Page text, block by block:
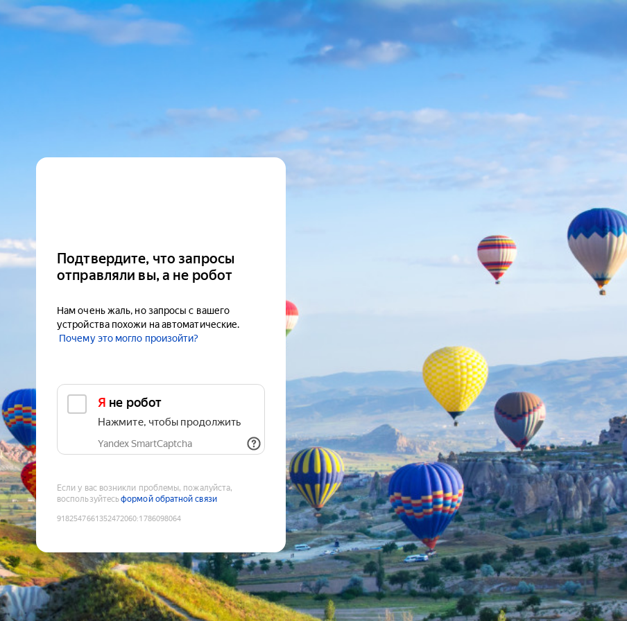
Подтвердите, что запросы
отправляли вы, а не робот
Нам очень жаль, но запросы с вашего
устройства похожи на автоматические.
Почему это могло произойти?
Я не робот
Нажмите, чтобы продолжить
Yandex SmartCaptcha
Если у вас возникли проблемы, пожалуйста,
воспользуйтесьформой обратной связи
9182547661352472060:1786098064